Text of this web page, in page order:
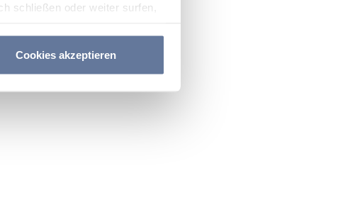
schließen oder weiter surfen,
Cookies akzeptieren